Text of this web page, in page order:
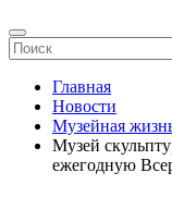
Главная
Новости
Музейная
Музей
ежегодную